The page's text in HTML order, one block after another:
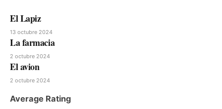
El Lapiz
13 octubre 2024
La farmacia
2 octubre 2024
El avion
2 octubre 2024
Average Rating